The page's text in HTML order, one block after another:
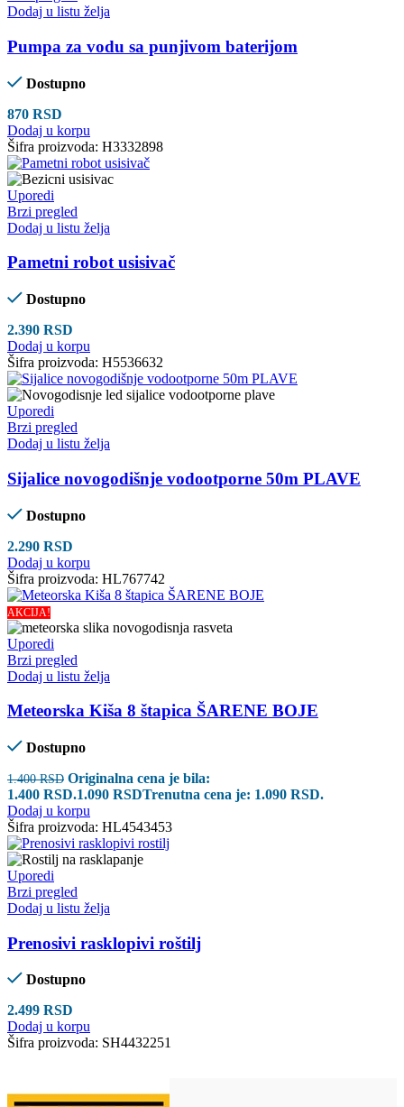
Dodaj u listu želja
Pumpa za vodu sa punjivom baterijom
Dostupno
870 RSD
Dodaj u korpu
Šifra proizvoda: H3332898
Uporedi
Brzi pregled
Dodaj u listu želja
Pametni robot usisivač
Dostupno
2.390 RSD
Dodaj u korpu
Šifra proizvoda: H5536632
Uporedi
Brzi pregled
Dodaj u listu želja
Sijalice novogodišnje vodootporne 50m PLAVE
Dostupno
2.290 RSD
Dodaj u korpu
Šifra proizvoda: HL767742
AKCIJA!
Uporedi
Brzi pregled
Dodaj u listu želja
Meteorska Kiša 8 štapica ŠARENE BOJE
Dostupno
1.400RSD Originalna cena je bila:
1.400 RSD.1.090 RSDTrenutna cena je: 1.090 RSD.
Dodaj u korpu
Šifra proizvoda: HL4543453
Uporedi
Brzi pregled
Dodaj u listu želja
Prenosivi rasklopivi roštilj
Dostupno
2.499 RSD
Dodaj u korpu
Šifra proizvoda: SH4432251